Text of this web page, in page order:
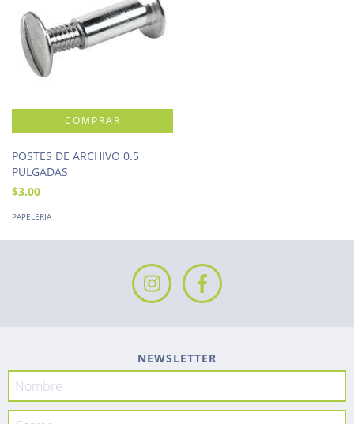
POSTES DE ARCHIVO 0.5
PULGADAS
$3.00
PAPELERIA
NEWSLETTER